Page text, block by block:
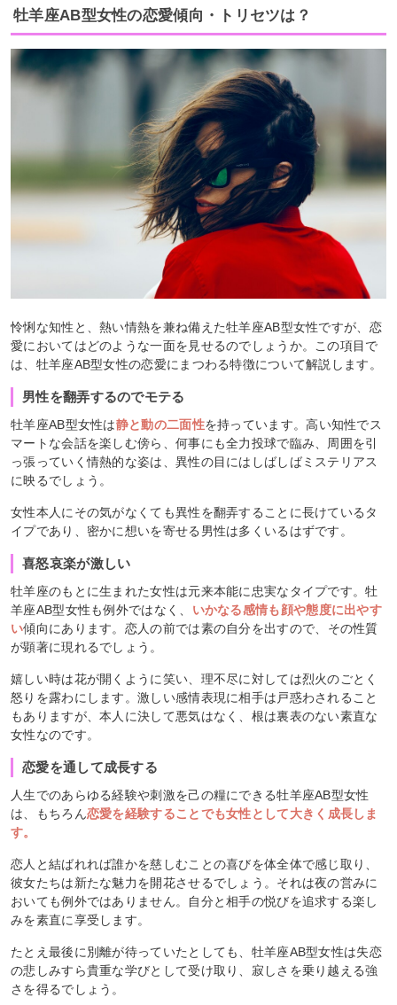
牡羊座AB型女性の恋愛傾向・トリセツは？
怜悧な知性と、熱い情熱を兼ね備えた牡羊座AB型女性ですが、恋
愛においてはどのような一面を見せるのでしょうか。この項目で
は、牡羊座AB型女性の恋愛にまつわる特徴について解説します。
男性を翻弄するのでモテる
牡羊座AB型女性は静と動の二面性を持っています。高い知性でス
マートな会話を楽しむ傍ら、何事にも全力投球で臨み、周囲を引
っ張っていく情熱的な姿は、異性の目にはしばしばミステリアス
に映るでしょう。
女性本人にその気がなくても異性を翻弄することに長けているタ
イプであり、密かに想いを寄せる男性は多くいるはずです。
喜怒哀楽が激しい
牡羊座のもとに生まれた女性は元来本能に忠実なタイプです。牡
羊座AB型女性も例外ではなく、 いかなる感情も顔や態度に出やす
い傾向にあります。恋人の前では素の自分を出すので、その性質
が顕著に現れるでしょう。
嬉しい時は花が開くように笑い、理不尽に対しては烈火のごとく
怒りを露わにします。激しい感情表現に相手は戸惑わされること
もありますが、本人に決して悪気はなく、根は裏表のない素直な
女性なのです。
恋愛を通して成長する
人生でのあらゆる経験や刺激を己の糧にできる牡羊座AB型女性
は、もちろん恋愛を経験することでも女性として大きく成長しま
す。
恋人と結ばれれば誰かを慈しむことの喜びを体全体で感じ取り、
彼女たちは新たな魅力を開花させるでしょう。それは夜の営みに
おいても例外ではありません。自分と相手の悦びを追求する楽し
みを素直に享受します。
たとえ最後に別離が待っていたとしても、牡羊座AB型女性は失恋
の悲しみすら貴重な学びとして受け取り、寂しさを乗り越える強
さを得るでしょう。